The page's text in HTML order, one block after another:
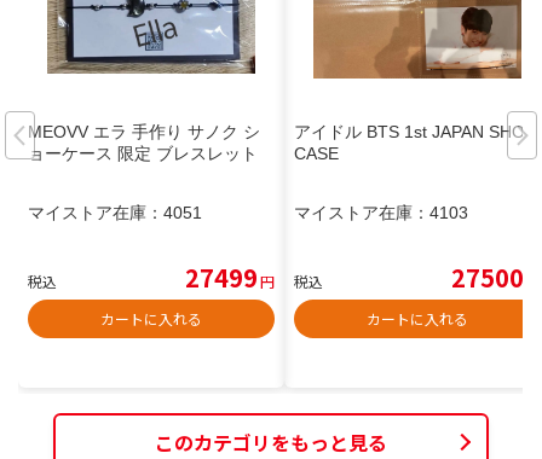
MEOVV エラ 手作り サノク シ
ョーケース 限定 ブレスレット
マイストア在庫： 4051
税込 27499円
カートに入れる
アイドル BTS 1st JAPAN SHOW
CASE
マイストア在庫： 4103
税込 27500
カートに入れる
このカテゴリをもっと見る